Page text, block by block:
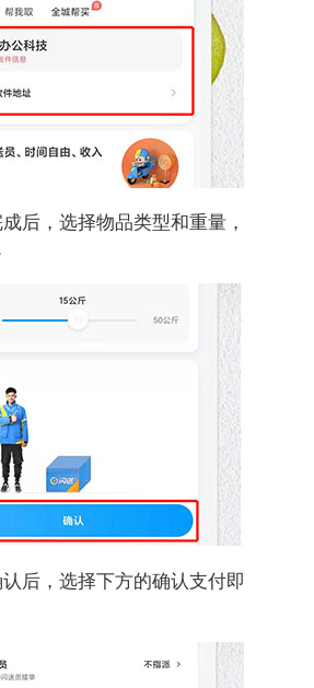
后，选择物品类型和重量，
后，选择下方的确认支付即